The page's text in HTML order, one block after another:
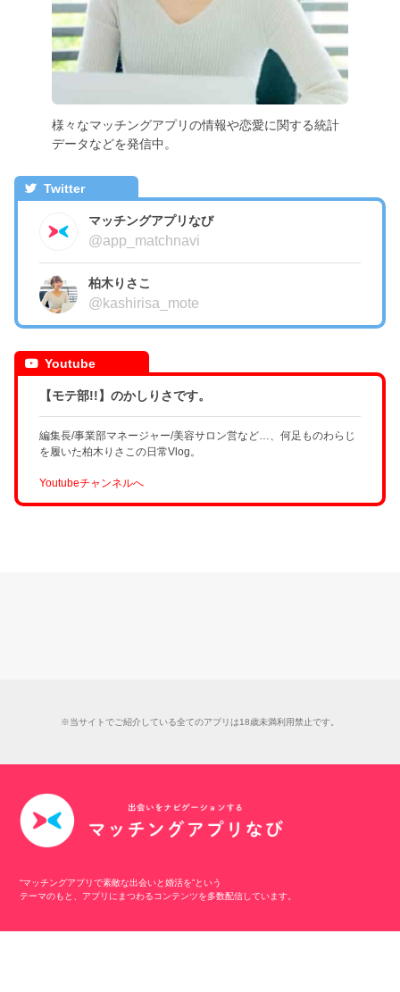
様々なマッチングアプリの情報や恋愛に関する統計
データなどを発信中。
Twitter
マッチングアプリなび
@app_matchnavi
柏木りさこ
@kashirisa_mote
Youtube
【モテ部!!】のかしりさです。
編集長/事業部マネージャー/美容サロン営など…、何足ものわらじ
を履いた柏木りさこの日常Vlog。
Youtubeチャンネルへ
※当サイトでご紹介している全てのアプリは18歳未満利用禁止です。
“マッチングアプリで素敵な出会いと婚活を”という
テーマのもと、アプリにまつわるコンテンツを多数配信しています。